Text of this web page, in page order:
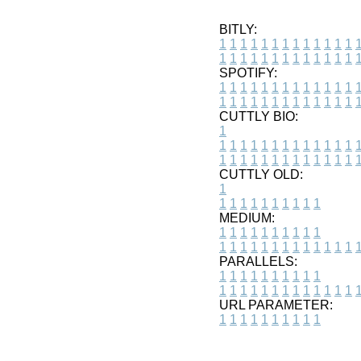
BITLY:
1 1 1 1 1 1 1 1 1 1 1 1 1 1
1 1 1 1 1 1 1 1 1 1 1 1 1 1
SPOTIFY:
1 1 1 1 1 1 1 1 1 1 1 1 1 1
1 1 1 1 1 1 1 1 1 1 1 1 1 1
CUTTLY BIO:
1
1 1 1 1 1 1 1 1 1 1 1 1 1 1
1 1 1 1 1 1 1 1 1 1 1 1 1 1
CUTTLY OLD:
1
1 1 1 1 1 1 1 1 1 1
MEDIUM:
1 1 1 1 1 1 1 1 1 1
1 1 1 1 1 1 1 1 1 1 1 1 1 1
PARALLELS:
1 1 1 1 1 1 1 1 1 1
1 1 1 1 1 1 1 1 1 1 1 1 1 1
URL PARAMETER:
1 1 1 1 1 1 1 1 1 1